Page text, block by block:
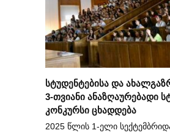
სტუდენტებისა და
3-თვიანი ანაზღაურებადი
კონკურსი ცხადდება
2025 წლის 1-ელი